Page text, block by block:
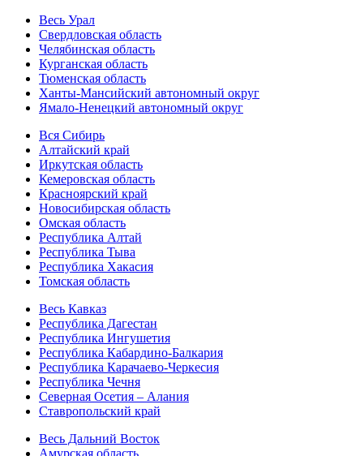
Весь Урал
Свердловская область
Челябинская область
Курганская область
Тюменская область
Ханты-Мансийский автономный округ
Ямало-Ненецкий автономный округ
Вся Сибирь
Алтайский край
Иркутская область
Кемеровская область
Красноярский край
Новосибирская область
Омская область
Республика Алтай
Республика Тыва
Республика Хакасия
Томская область
Весь Кавказ
Республика Дагестан
Республика Ингушетия
Республика Кабардино-Балкария
Республика Карачаево-Черкесия
Республика Чечня
Северная Осетия – Алания
Ставропольский край
Весь Дальний Восток
Амурская область